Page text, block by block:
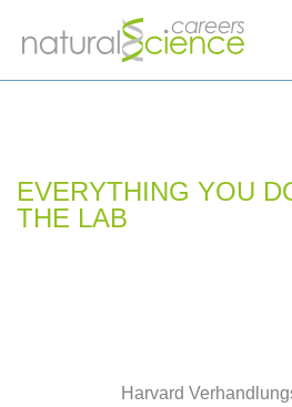
Inhalt
EVERYTHING YOU
THE LAB
Harvard